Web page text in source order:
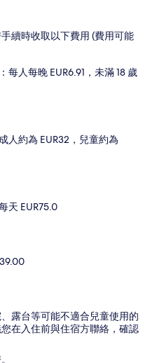
續時收取以下費用 (費用可能
每人每晚 EUR6.91，未滿 18 歲
人約為 EUR32，兒童約為
天 EUR75.0
露台等可能不適合兒童使用的
在入住前與住宿方聯絡，確認